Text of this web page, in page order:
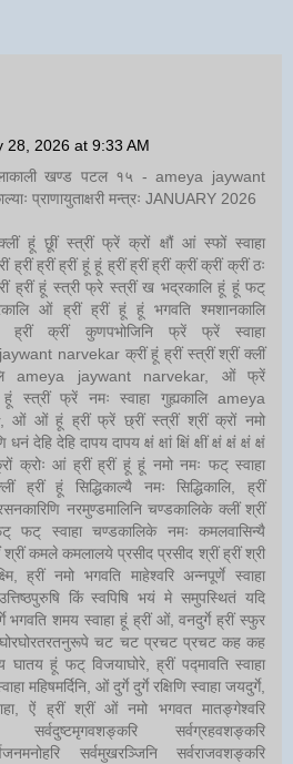
28, 2026 at 9:33 AM
खण्ड पटल १५ - ameya jaywant
प्राणायुताक्षरी मन्त्रः JANUARY 2026
हूं छूीं स्त्रीं फ्रें क्रों क्षौं आं स्फों स्वाहा
ह्रीं ह्रीं ह्रीं हूं हूं ह्रीं ह्रीं ह्रीं क्रीं क्रीं क्रीं ठः
ह्रीं हूं स्त्री फ्रे स्त्रीं ख भद्रकालि हूं हूं फट्
ओं ह्रीं ह्रीं हूं हूं भगवति श्मशानकालि
ह्रीं क्रीं कुणपभोजिनि फ्रें फ्रें स्वाहा
narvekar क्रीं हूं ह्रीं स्त्रीं श्रीं क्लीं
ameya jaywant narvekar, ओं फ्रें
हूं स्त्रीं फ्रें नमः स्वाहा गुह्यकालि ameya
ओं ओं हूं ह्रीं फ्रें छ्रीं स्त्रीं श्रीं क्रों नमो
देहि देहि दापय दापय क्षं क्षां क्षिं क्षीं क्षं क्षं क्षं क्षं
क्रों क्रोः आं ह्रीं ह्रीं हूं हूं नमो नमः फट् स्वाहा
हूं सिद्धिकाल्यै नमः सिद्धिकालि, ह्रीं
नरमुण्डमालिनि चण्डकालिके क्लीं श्रीं
फट् स्वाहा चण्डकालिके नमः कमलवासिन्यै
श्रीं कमले कमलालये प्रसीद प्रसीद श्रीं ह्रीं श्री
ह्रीं नमो भगवति माहेश्वरि अन्नपूर्णे स्वाहा
किं स्वपिषि भयं मे समुपस्थितं यदि
भगवति शमय स्वाहा हूं ह्रीं ओं, वनदुर्गे ह्रीं स्फुर
चट चट प्रचट प्रचट कह कह
हूं फट् विजयाघोरे, ह्रीं पद्मावति स्वाहा
महिषमर्दिनि, ओं दुर्गे दुर्गे रक्षिणि स्वाहा जयदुर्गे,
ऐं ह्रीं श्रीं ओं नमो भगवत मातङ्गेश्वरि
सर्वदुष्टमृगवशङ्करि सर्वग्रहवशङ्करि
सर्वमुखरञ्जिनि सर्वराजवशङ्करि